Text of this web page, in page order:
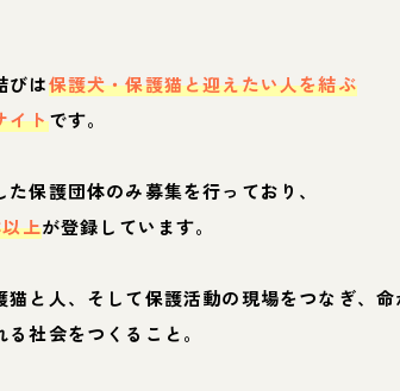
びは保護犬・保護猫と迎えたい人を結ぶ
イトです。
保護団体のみ募集を行っており、
上が登録しています。
猫と人、そして保護活動の現場をつなぎ、命
社会をつくること。